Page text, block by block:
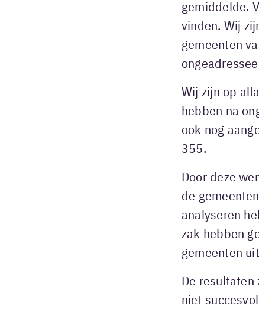
gemiddelde.
vinden. Wij
gemeenten
Wij zijn op
hebben na
ook nog
355.
Door deze
de
analyseren
zak hebben
gemeenten
De
niet